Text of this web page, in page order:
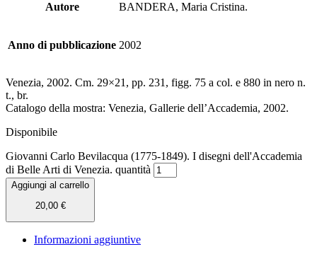
Autore BANDERA, Maria Cristina.
Anno di pubblicazione 2002
Venezia, 2002. Cm. 29×21, pp. 231, figg. 75 a col. e 880 in nero n.
t., br.
Catalogo della mostra: Venezia, Gallerie dell’Accademia, 2002.
Disponibile
Giovanni Carlo Bevilacqua (1775-1849). I disegni dell'Accademia
di Belle Arti di Venezia. quantità
Aggiungi al carrello
20,00 €
Informazioni aggiuntive